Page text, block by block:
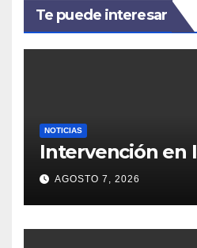
Te puede interesar
NOTICIAS
Intervención en
AGOSTO 7, 2026